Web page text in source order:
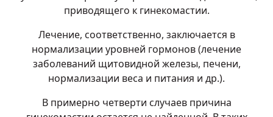
приводящего к гинекомастии.
Лечение, соответственно, заключается в
нормализации уровней гормонов (лечение
заболеваний щитовидной железы, печени,
нормализации веса и питания и др.).
В примерно четверти случаев причина